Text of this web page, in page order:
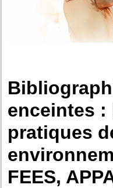
enceintes :
pratiques
FEES,